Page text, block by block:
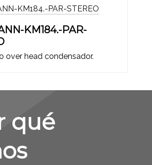
KM184.-PAR-
over head condensador.
qué